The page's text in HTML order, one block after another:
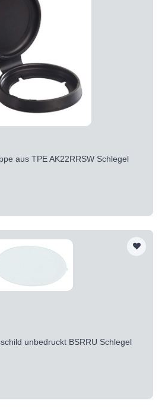
aus TPE AK22RRSW Schlegel
unbedruckt BSRRU Schlegel